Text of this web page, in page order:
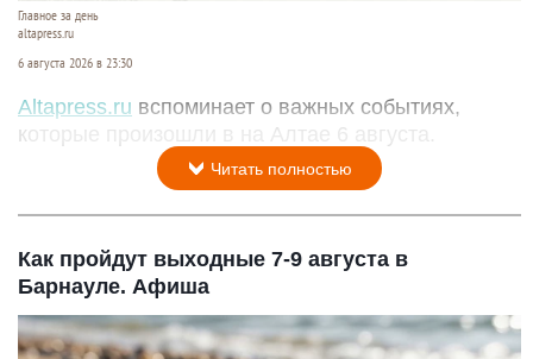
Главное за день
altapress.ru
6 августа 2026 в 23:30
Altapress.ru вспоминает о важных событиях,
которые произошли в на Алтае 6 августа.
Читать полностью
Как пройдут выходные 7-9 августа в
Барнауле. Афиша